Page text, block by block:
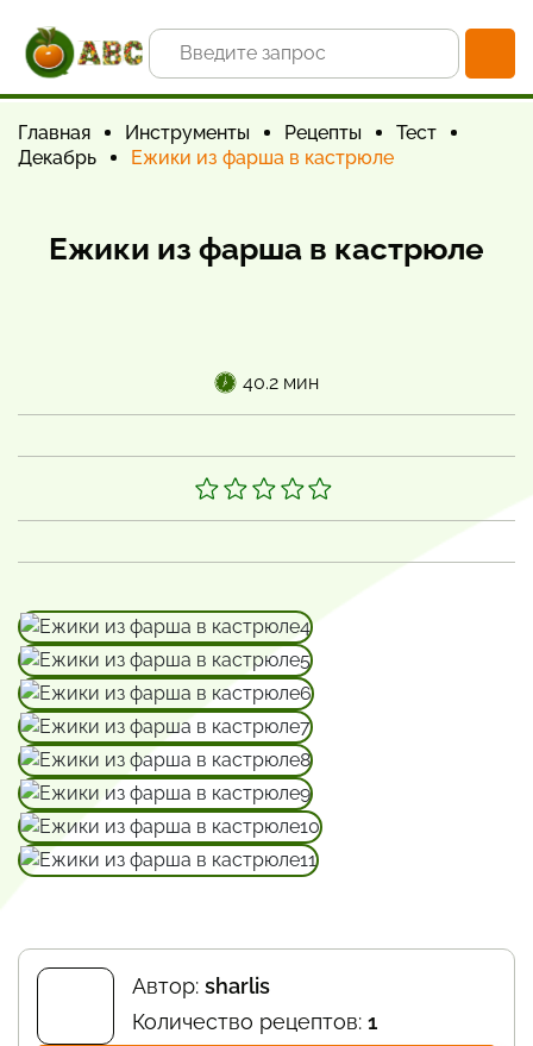
Главная Инструменты Рецепты
Тест
Декабрь
Ежики из фарша в кастрюле
Ежики из фарша в кастрюле
40.2 мин
Автор: sharlis
Количество рецептов: 1